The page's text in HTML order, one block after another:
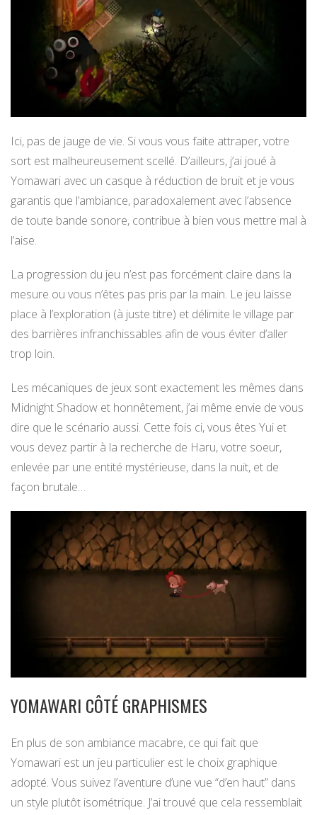
Ici, pas de jauge de vie. Si vous vous faite attraper, votre
sort est malheureusement scellé. D’ailleurs, j’ai joué à
Yomawari avec un casque à réduction de bruit et je vous
garantis que l’ambiance, paradoxalement avec l’absence
de toute bande sonore, contribue à bien vous mettre mal à
l’aise.
La progression du jeu n’est pas forcément claire dans la
mesure ou vous n’êtes pas pris par la main. Le jeu laisse
place à l’exploration (à juste titre) et délimite le village par
des barrières infranchissables afin de vous éviter d’aller
trop loin.
Les mécaniques de jeux sont exactement les mêmes dans
Midnight Shadow et honnêtement, j’ai même envie de vous
dire que le scénario aussi. Cette fois ci, vous êtes Yui et
vous devez partir à la recherche de Haru, votre soeur,
enlevée par une entité mystérieuse, dans la nuit, et de
façon brutale…
YOMAWARI CÔTÉ GRAPHISMES
En plus de son ambiance macabre, ce qui fait que
Yomawari est un jeu particulier est le choix graphique
adopté. Vous suivez l’aventure d’une vue “d’en haut” dans
un style plutôt isométrique. J’ai trouvé que cela ressemblait